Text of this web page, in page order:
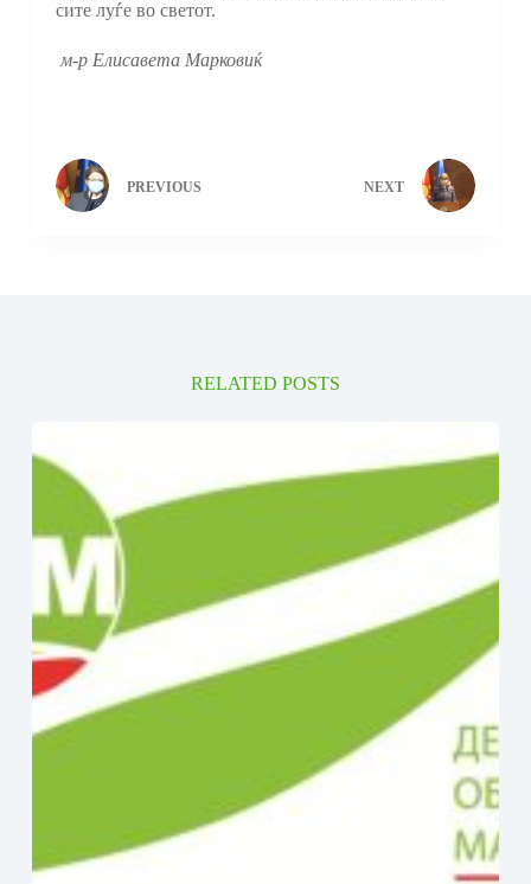
сите луѓе во светот.
м-р Елисавета Марковиќ
PREVIOUS NEXT
RELATED POSTS